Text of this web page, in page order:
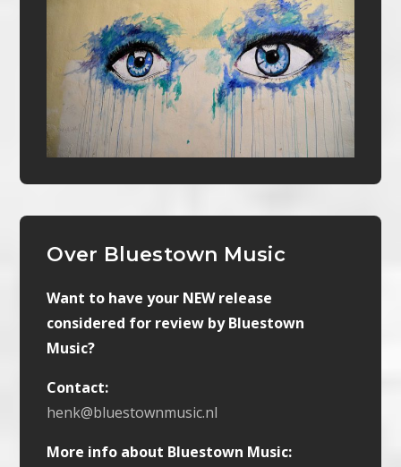
Over Bluestown Music
Want to have your NEW release
considered for review by Bluestown
Music?
Contact:
henk@bluestownmusic.nl
More info about Bluestown Music: